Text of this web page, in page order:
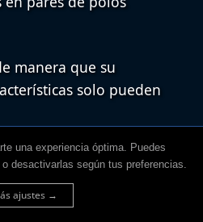
manera que su
solo pueden
implica diferentes
una experiencia óptima. Puedes
desactivarlas según tus preferencias.
ajustes →